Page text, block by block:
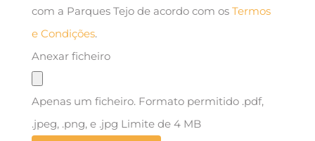
com a Parques Tejo de acordo com os Termos
e Condições.
Anexar ficheiro
Apenas um ficheiro. Formato permitido .pdf,
.jpeg, .png, e .jpg Limite de 4 MB